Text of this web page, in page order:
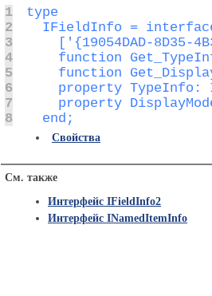
1
2
3
4
5
6
7
8
  end;
Свойства
См. также
Интерфейс IFieldInfo2
Интерфейс INamedItemInfo